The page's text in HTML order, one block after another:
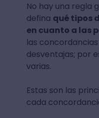
No hay una regla
defina qué tipos
en cuanto a las
las
desventajas; por
varias.
Estas son las
cada